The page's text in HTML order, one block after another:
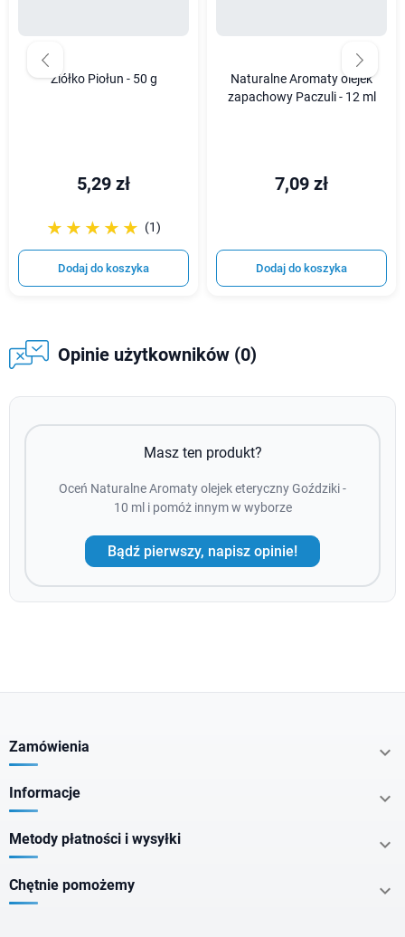
Ziółko Piołun - 50 g
5,29 zł
☆☆☆☆☆
★★★★★ (1)
Dodaj do koszyka
Naturalne Aromaty olejek
zapachowy Paczuli - 12 ml
7,09 zł
Dodaj do koszyka
Opinie użytkowników (0)
Masz ten produkt?
Oceń Naturalne Aromaty olejek eteryczny Goździki -
10 ml i pomóż innym w wyborze
Bądź pierwszy, napisz opinie!
Zamówienia 
Informacje 
Metody płatności i wysyłki 
Chętnie pomożemy 